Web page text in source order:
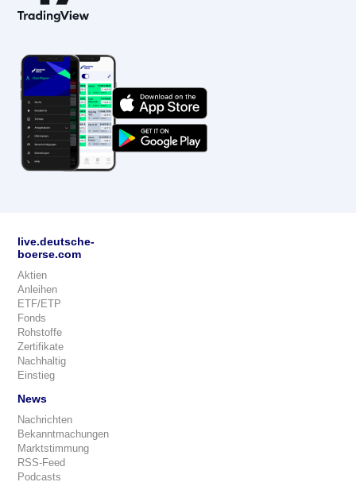
live.deutsche-
boerse.com
Aktien
Anleihen
ETF/ETP
Fonds
Rohstoffe
Zertifikate
Nachhaltig
Einstieg
News
Nachrichten
Bekanntmachungen
Marktstimmung
RSS-Feed
Podcasts